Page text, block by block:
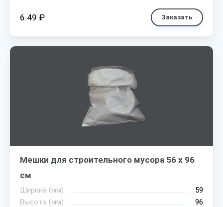
6.49 ₽ Заказать
Мешки для строительного мусора 56 х 96
см
Ширина (мм)
59
Высота (мм)
96